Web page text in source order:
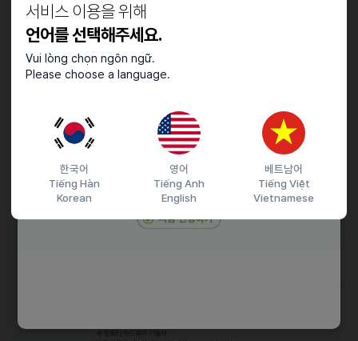
서비스 이용을 위해
언어를 선택해주세요.
Vui lòng chọn ngôn ngữ.
Please choose a language.
한국어
Tiếng Hàn
Korean
영어
Tiếng Anh
English
베트남어
Tiếng Việt
Vietnamese